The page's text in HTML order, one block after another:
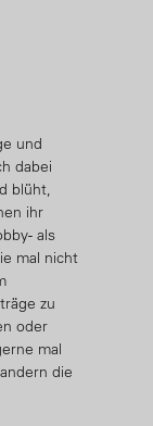
und
dabei
blüht,
ihr
als
mal nicht
zu
oder
mal
die